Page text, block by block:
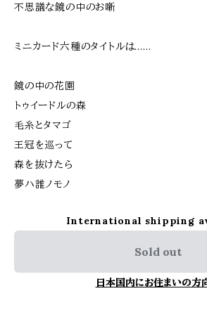
不思議な鏡の中のお噺
ミニカード六種のタイトルは……
鏡の中の花園
トゥイードルの森
毛糸とタマゴ
王冠を巡って
森を抜けたら
夢ハ誰ノモノ
International shipping
Sold out
日本国内にお住まいの方